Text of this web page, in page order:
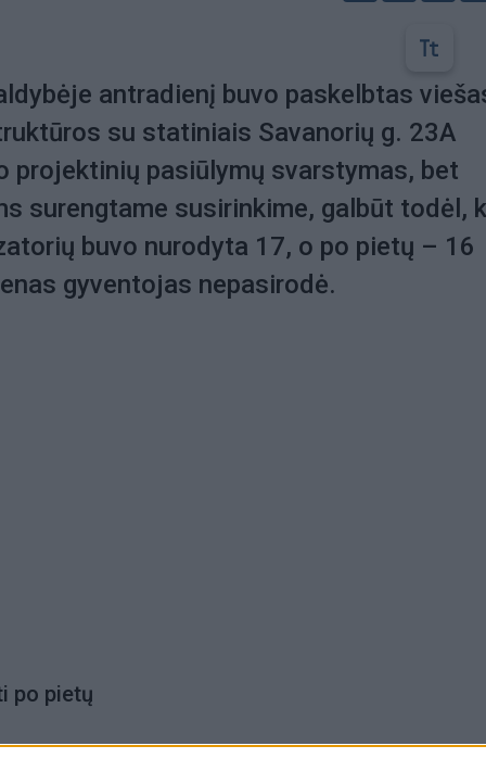
antradienį buvo paskelbtas
su statiniais Savanorių g. 23A
projektinių pasiūlymų svarstymas, bet
surengtame susirinkime, galbūt todėl,
buvo nurodyta 17, o po pietų – 16
gyventojas nepasirodė.
po pietų
nepasinaudojo galimybe išsakyti savo